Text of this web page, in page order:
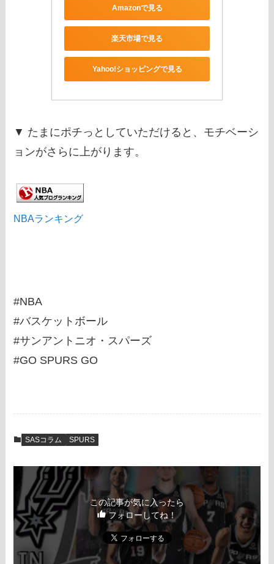
Amazonで見る
楽天市場で見る
Yahoo!ショッピングで見る
▼ たまにポチっとしていただけると、モチベーシ
ョンがさらに上がります。
NBAランキング
#NBA
#バスケットボール
#サンアントニオ・スパーズ
#GO SPURS GO
SASコラム SPURS
この記事が気に入ったら
フォローしてね！